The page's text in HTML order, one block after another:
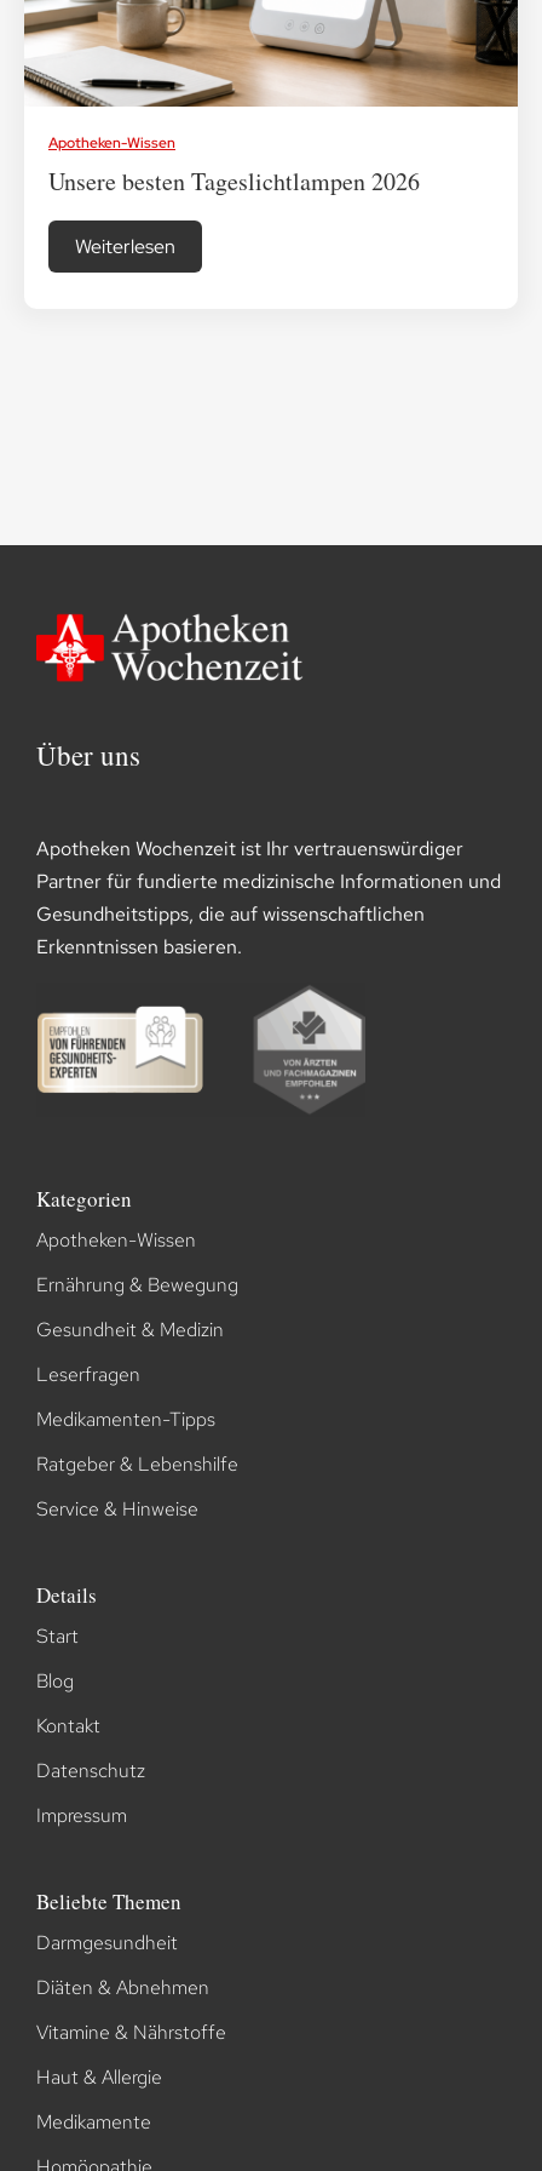
Medikamenten-Tipps
Ratgeber & Lebenshilfe
Apotheken-Wissen
Unsere besten Tageslichtlampen 2026
Weiterlesen
Über uns
Apotheken Wochenzeit ist Ihr vertrauenswürdiger
Partner für fundierte medizinische Informationen und
Gesundheitstipps, die auf wissenschaftlichen
Erkenntnissen basieren.
Kategorien
Apotheken-Wissen
Ernährung & Bewegung
Gesundheit & Medizin
Leserfragen
Medikamenten-Tipps
Ratgeber & Lebenshilfe
Service & Hinweise
Details
Start
Blog
Kontakt
Datenschutz
Impressum
Beliebte Themen
Darmgesundheit
Diäten & Abnehmen
Vitamine & Nährstoffe
Haut & Allergie
Medikamente